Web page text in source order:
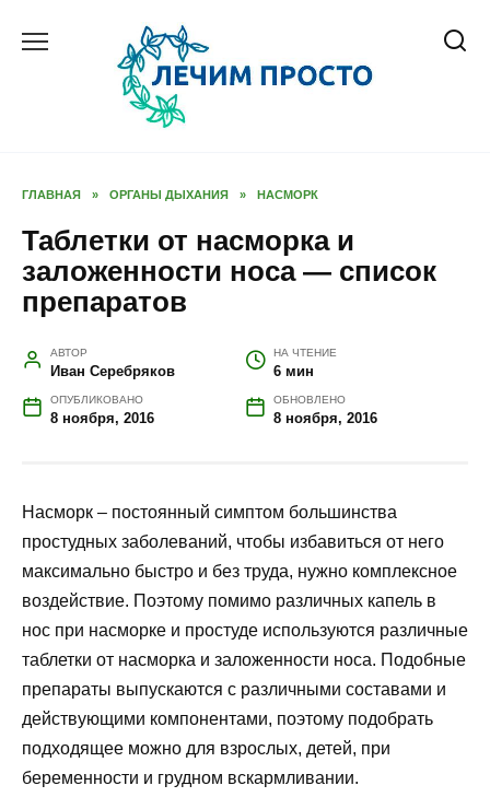
ГЛАВНАЯ » ОРГАНЫ ДЫХАНИЯ » НАСМОРК
Таблетки от насморка и
заложенности носа — список
препаратов
АВТОР
Иван Серебряков
НА ЧТЕНИЕ
6 мин
ОПУБЛИКОВАНО
8 ноября, 2016
ОБНОВЛЕНО
8 ноября, 2016
Насморк – постоянный симптом большинства
простудных заболеваний, чтобы избавиться от него
максимально быстро и без труда, нужно комплексное
воздействие. Поэтому помимо различных капель в
нос при насморке и простуде используются различные
таблетки от насморка и заложенности носа. Подобные
препараты выпускаются с различными составами и
действующими компонентами, поэтому подобрать
подходящее можно для взрослых, детей, при
беременности и грудном вскармливании.